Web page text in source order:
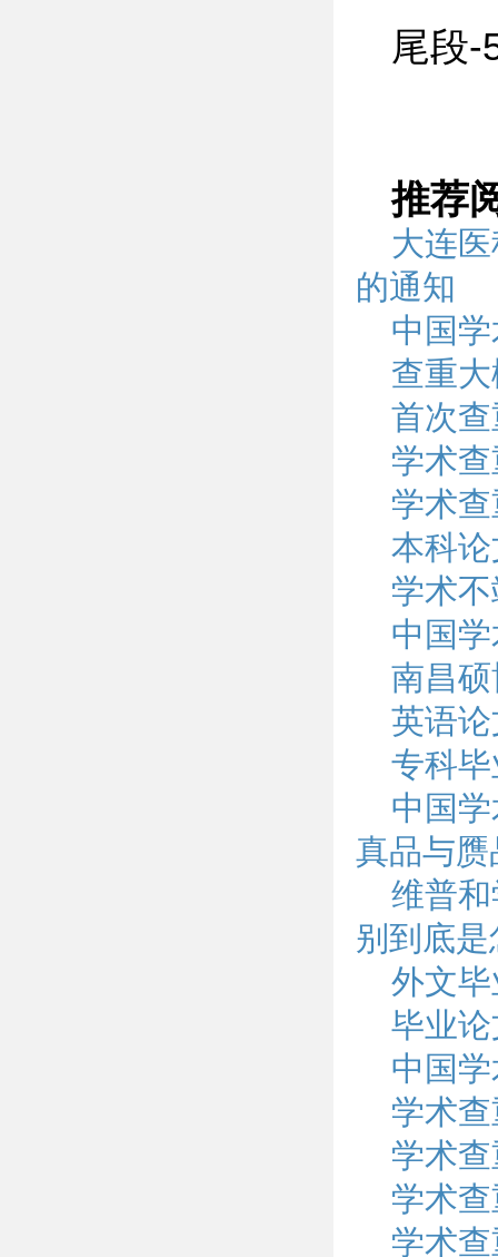
尾段-
推荐
大连
的通知
中国
查重
首次
学术
学术
本科
学术
中国
南昌
英语
专科
中国
真品与赝
维普
别到底
外文
毕业
中国
学术
学术
学术
学术